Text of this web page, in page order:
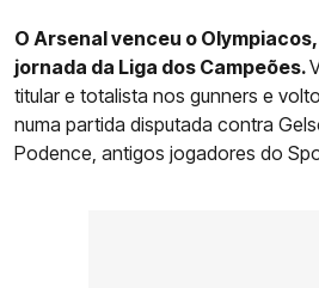
O Arsenal venceu o
jornada da Liga dos Campeões.
titular e totalista nos gunners e
numa partida disputada contra
Podence, antigos jogadores do